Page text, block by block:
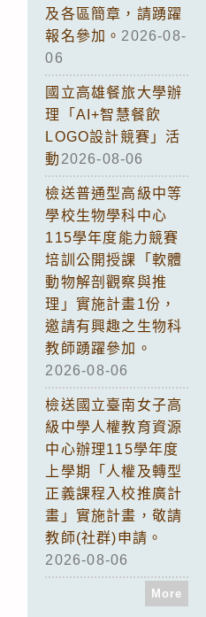
及各區簡章，請踴躍
報名參加。 2026-08-
06
國立高雄餐旅大學辦
理「AI+智慧餐飲
LOGO設計競賽」活
動 2026-08-06
檢送普通型高級中等
學校生物學科中心
115學年度能力競賽
培訓公開授課「軟體
動物解剖觀察與推
理」實施計畫1份，
邀請有興趣之生物科
教師踴躍參加。
2026-08-06
檢送國立臺南女子高
級中學人權教育資源
中心辦理115學年度
上學期「人權及轉型
正義課程入校推廣計
畫」實施計畫，敬請
教師(社群)申請。
2026-08-06
More